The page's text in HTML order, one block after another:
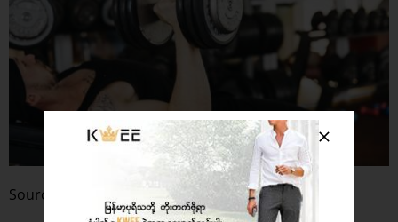
Source : Freepik